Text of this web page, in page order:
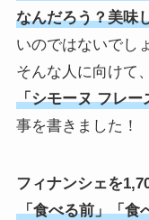
なんだろう？美味
いのではないでし
そんな人に向けて
「シモーヌ フレー
事を書きました！
フィナンシェを
「食べる前」「食